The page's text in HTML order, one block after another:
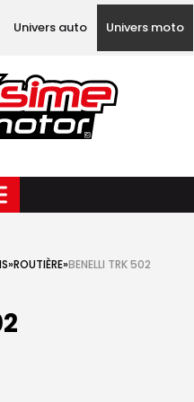
Univers auto Univers moto
»ROUTIÈRE»BENELLI TRK 502